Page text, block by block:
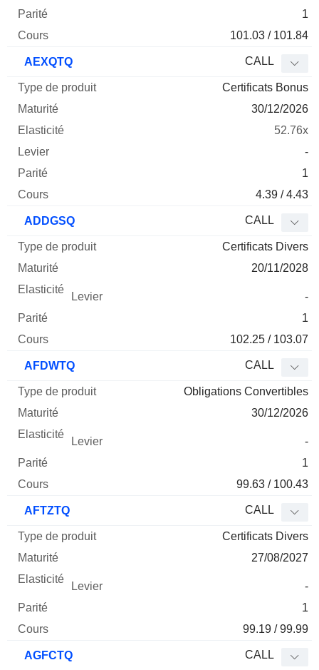
1
101.03 / 101.84
AEXQTQ CALL
Certificats Bonus
30/12/2026
52.76x
-
1
4.39 / 4.43
ADDGSQ CALL
Certificats Divers
20/11/2028
-
1
102.25 / 103.07
AFDWTQ CALL
Obligations Convertibles
30/12/2026
-
1
99.63 / 100.43
AFTZTQ CALL
Certificats Divers
27/08/2027
-
1
99.19 / 99.99
AGFCTQ CALL